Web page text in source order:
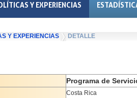
Y EXPERIENCIAS
Y EXPERIENCIAS DETALLE
Programa de
Costa Rica